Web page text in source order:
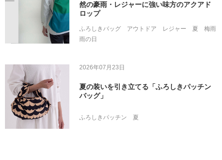
然の豪雨・レジャーに強い味方のアクアド
ロップ
ふろしきバッグ アウトドア レジャー 夏
梅雨
雨の日
2026年07月23日
夏の装いを引き立てる「ふろしきパッチン
バッグ」
ふろしきパッチン 夏